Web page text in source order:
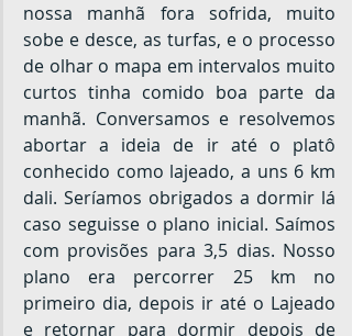
nossa manhã fora sofrida, muito
sobe e desce, as turfas, e o processo
de olhar o mapa em intervalos muito
curtos tinha comido boa parte da
manhã. Conversamos e resolvemos
abortar a ideia de ir até o platô
conhecido como lajeado, a uns 6 km
dali. Seríamos obrigados a dormir lá
caso seguisse o plano inicial. Saímos
com provisões para 3,5 dias. Nosso
plano era percorrer 25 km no
primeiro dia, depois ir até o Lajeado
e retornar para dormir depois de